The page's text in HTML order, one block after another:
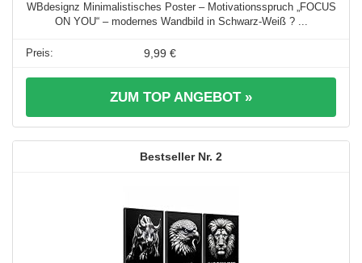
WBdesignz Minimalistisches Poster – Motivationsspruch „FOCUS
ON YOU“ – modernes Wandbild in Schwarz-Weiß ? ...
9,99 €
ZUM TOP ANGEBOT »
2